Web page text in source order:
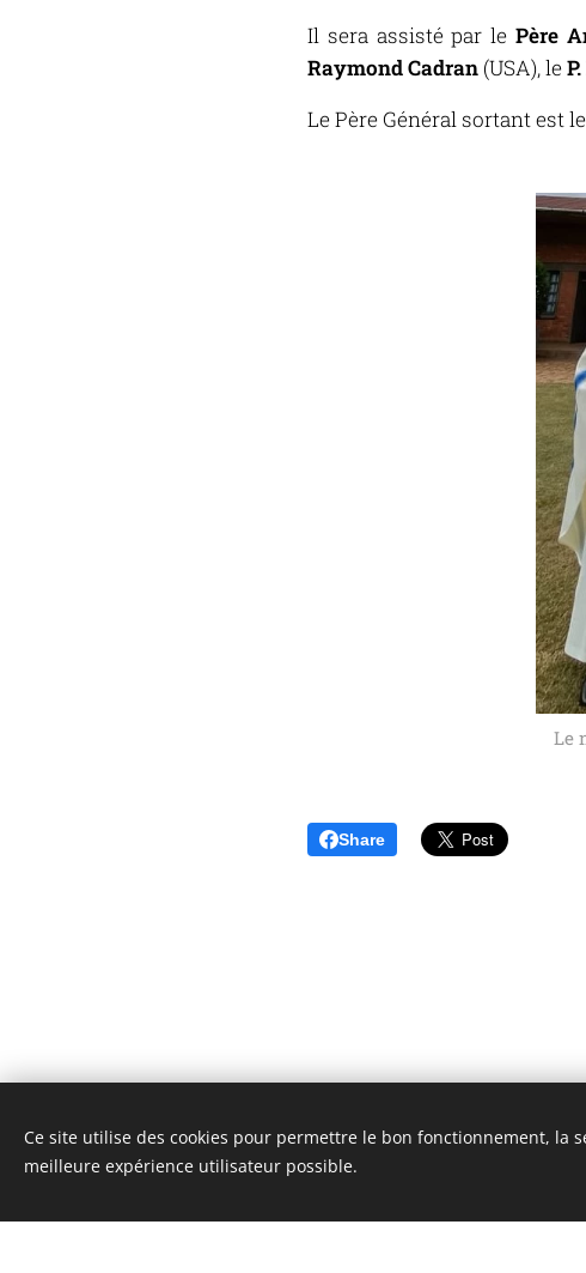
Il sera assisté par le Père
Raymond Cadran (USA), le
Le Père Général sortant est le
Le
Share
Unione Superiori Generali - Via dei Penitenzieri 19 -00193 ROMA
Ce site utilise des cookies pour permettre le bon fonctionnement, la
meilleure expérience utilisateur possible.